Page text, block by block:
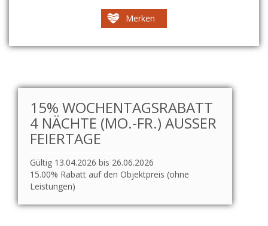
Merken
15% WOCHENTAGSRABATT
4 NÄCHTE (MO.-FR.) AUSSER F
EIERTAGE
Gültig 13.04.2026 bis 26.06.2026
15.00% Rabatt auf den Objektpreis (ohne
Leistungen)